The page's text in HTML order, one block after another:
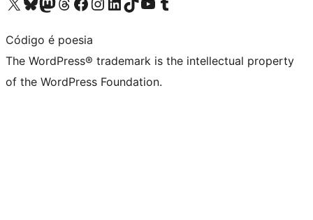
Código é poesia
The WordPress® trademark is the intellectual property
of the WordPress Foundation.